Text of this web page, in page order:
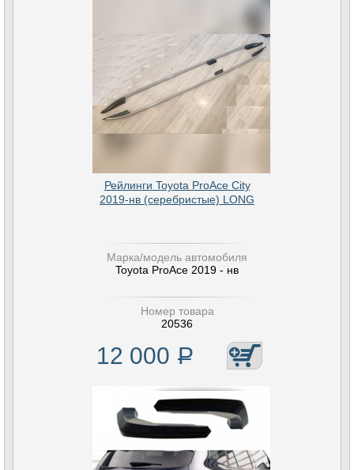
Рейлинги Toyota ProAce City
2019-нв (серебристые) LONG
Марка/модель автомобиля
Toyota ProAce 2019 - нв
Номер товара
20536
12 000 Р